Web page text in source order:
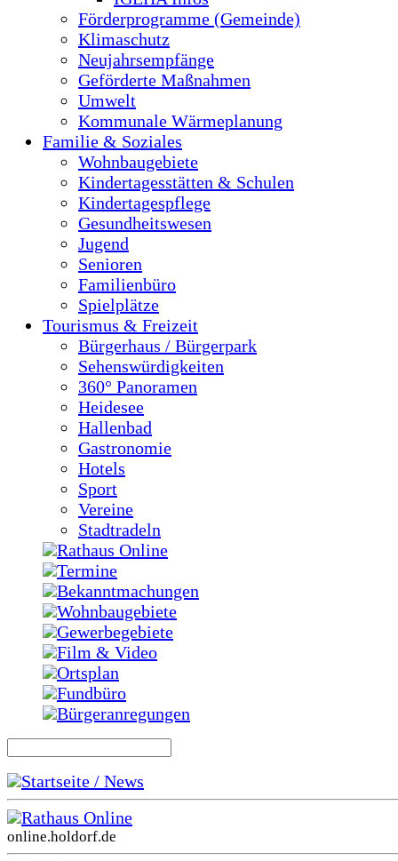
Förderprogramme (Gemeinde)
Klimaschutz
Neujahrsempfänge
Geförderte Maßnahmen
Umwelt
Kommunale Wärmeplanung
Familie & Soziales
Wohnbaugebiete
Kindertagesstätten & Schulen
Kindertagespflege
Gesundheitswesen
Jugend
Senioren
Familienbüro
Spielplätze
Tourismus & Freizeit
Bürgerhaus / Bürgerpark
Sehenswürdigkeiten
360° Panoramen
Heidesee
Hallenbad
Gastronomie
Hotels
Sport
Vereine
Stadtradeln
Rathaus Online
Termine
Bekanntmachungen
Wohnbaugebiete
Gewerbegebiete
Film & Video
Ortsplan
Fundbüro
Bürgeranregungen
Startseite / News
Rathaus Online
online.holdorf.de